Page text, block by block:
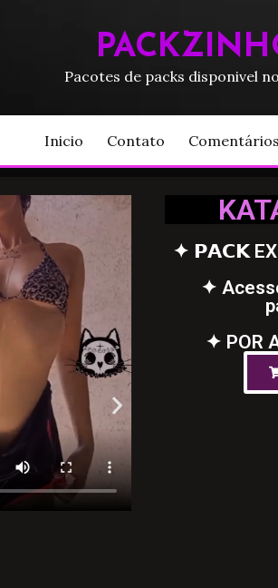
Pacotes de packs disponivel
Inicio Contato Comentários
✦ 𝗣𝗔𝗖𝗞
✦
✦ POR